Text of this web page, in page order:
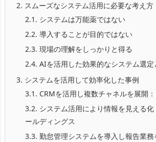
2. スムーズなシステム活用に必要な考え方
2.1. システムは万能薬ではない
2.2. 導入することが目的ではない
2.3. 現場の理解をしっかりと得る
2.4. AIを活用した効果的なシステム選定
3. システムを活用して効率化した事例
3.1. CRMを活用し複数チャネルを展開
3.2. システム活用により情報を見える
ールディングス
3.3. 勤怠管理システムを導入し報告業